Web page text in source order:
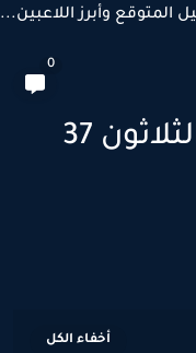
المتوقع وأبرز اللاعبين...
0
رواية احببت متمردة الفصل السابع والثلاثون 37